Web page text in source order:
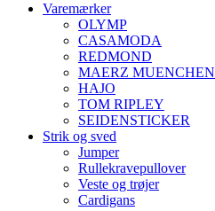
Varemærker
OLYMP
CASAMODA
REDMOND
MAERZ MUENCHEN
HAJO
TOM RIPLEY
SEIDENSTICKER
Strik og sved
Jumper
Rullekravepullover
Veste og trøjer
Cardigans